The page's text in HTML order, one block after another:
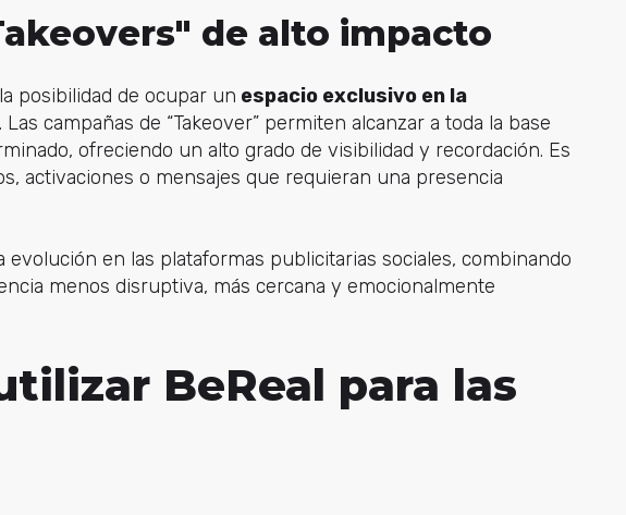
de alto impacto
posibilidad de ocupar un espacio exclusivo en la
. Las campañas de “Takeover” permiten alcanzar a toda la base
ofreciendo un alto grado de visibilidad y recordación. Es
activaciones o mensajes que requieran una presencia
en las plataformas publicitarias sociales, combinando
menos disruptiva, más cercana y emocionalmente
BeReal para las